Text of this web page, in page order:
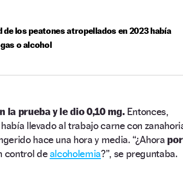
de los peatones atropellados en 2023 había
o alcohol
la prueba y le dio 0,10 mg. Entonces,
llevado al trabajo carne con
hace una hora y media. “¿Ahora por
control dealcoholemia?”, se preguntaba.